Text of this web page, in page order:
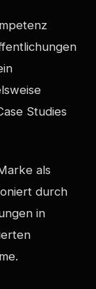
Studies
als
durch
in